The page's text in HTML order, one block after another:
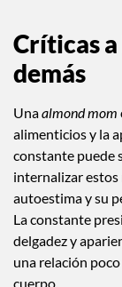
Críticas
demás
Unaalmond mom
alimenticios y la
constante puede
internalizar estos
autoestima y su
La constante
delgadez y
una relación poco